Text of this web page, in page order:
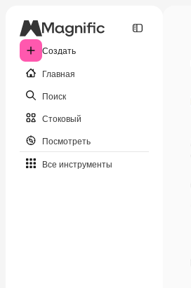
Создать
Главная
Поиск
Стоковый
Посмотреть
Все инструменты